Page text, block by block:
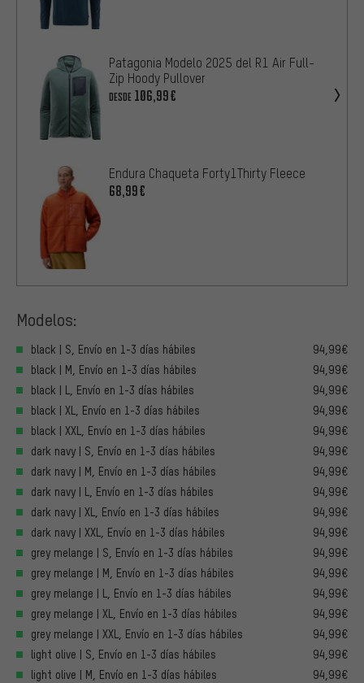
Patagonia Modelo 2025 del R1 Air Full-
Zip Hoody Pullover
DESDE 106,99€
Endura Chaqueta Forty1Thirty Fleece
68,99€
Modelos:
black | S, Envío en 1-3 días hábiles
94,99€
black | M, Envío en 1-3 días hábiles
94,99€
black | L, Envío en 1-3 días hábiles
94,99€
black | XL, Envío en 1-3 días hábiles
94,99€
black | XXL, Envío en 1-3 días hábiles
94,99€
dark navy | S, Envío en 1-3 días hábiles
94,99€
dark navy | M, Envío en 1-3 días hábiles
94,99€
dark navy | L, Envío en 1-3 días hábiles
94,99€
dark navy | XL, Envío en 1-3 días hábiles
94,99€
dark navy | XXL, Envío en 1-3 días hábiles
94,99€
grey melange | S, Envío en 1-3 días hábiles
94,99€
grey melange | M, Envío en 1-3 días hábiles
94,99€
grey melange | L, Envío en 1-3 días hábiles
94,99€
grey melange | XL, Envío en 1-3 días hábiles
94,99€
grey melange | XXL, Envío en 1-3 días hábiles
94,99€
light olive | S, Envío en 1-3 días hábiles
94,99€
light olive | M, Envío en 1-3 días hábiles
94,99€